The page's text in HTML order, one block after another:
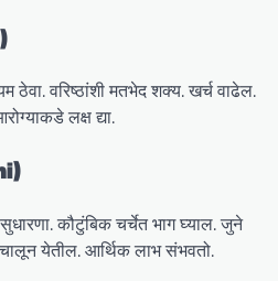
वरिष्ठांशी मतभेद शक्य. खर्च वाढेल.
लक्ष द्या.
कौटुंबिक चर्चेत भाग घ्याल. जुने
येतील. आर्थिक लाभ संभवतो.